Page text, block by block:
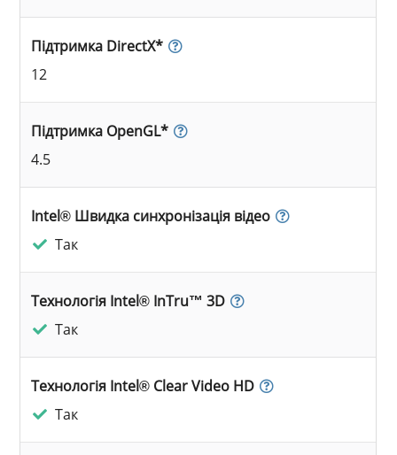
Підтримка DirectX*
12
Підтримка OpenGL*
4.5
Intel® Швидка синхронізація відео
Так
Технологія Intel® InTru™ 3D
Так
Технологія Intel® Clear Video HD
Так